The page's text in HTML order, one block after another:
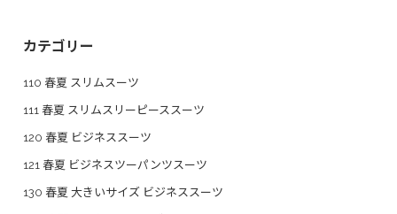
カテゴリー
110 春夏 スリムスーツ
111 春夏 スリムスリーピーススーツ
120 春夏 ビジネススーツ
121 春夏 ビジネスツーパンツスーツ
130 春夏 大きいサイズ ビジネススーツ